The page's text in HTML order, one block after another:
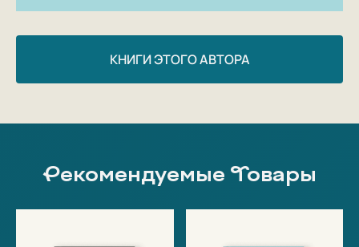
КНИГИ ЭТОГО АВТОРА
Рекомендуемые Товары